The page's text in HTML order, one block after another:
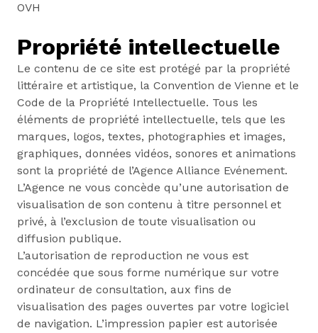
OVH
Propriété intellectuelle
Le contenu de ce site est protégé par la propriété
littéraire et artistique, la Convention de Vienne et le
Code de la Propriété Intellectuelle. Tous les
éléments de propriété intellectuelle, tels que les
marques, logos, textes, photographies et images,
graphiques, données vidéos, sonores et animations
sont la propriété de l’Agence Alliance Evénement.
L’Agence ne vous concède qu’une autorisation de
visualisation de son contenu à titre personnel et
privé, à l’exclusion de toute visualisation ou
diffusion publique.
L’autorisation de reproduction ne vous est
concédée que sous forme numérique sur votre
ordinateur de consultation, aux fins de
visualisation des pages ouvertes par votre logiciel
de navigation. L’impression papier est autorisée